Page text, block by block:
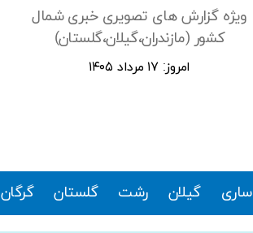
ویژه گزارش های تصویری خبری شمال
کشور (مازندران،گیلان،گلستان)
امروز: ۱۷ مرداد ۱۴۰۵
ساری گیلان رشت گلستان گرگان